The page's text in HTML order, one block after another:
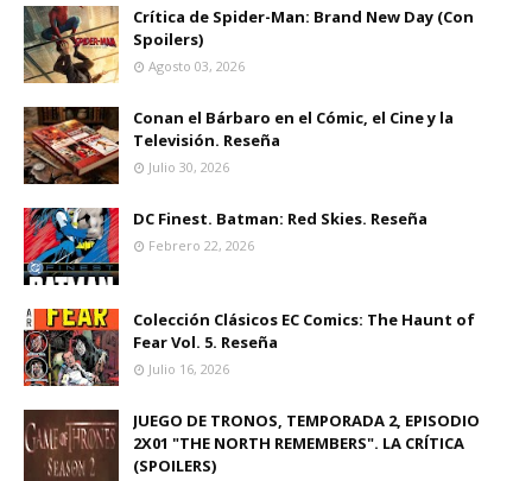
Crítica de Spider-Man: Brand New Day (Con
Spoilers)
Agosto 03, 2026
Conan el Bárbaro en el Cómic, el Cine y la
Televisión. Reseña
Julio 30, 2026
DC Finest. Batman: Red Skies. Reseña
Febrero 22, 2026
Colección Clásicos EC Comics: The Haunt of
Fear Vol. 5. Reseña
Julio 16, 2026
JUEGO DE TRONOS, TEMPORADA 2, EPISODIO
2X01 "THE NORTH REMEMBERS". LA CRÍTICA
(SPOILERS)